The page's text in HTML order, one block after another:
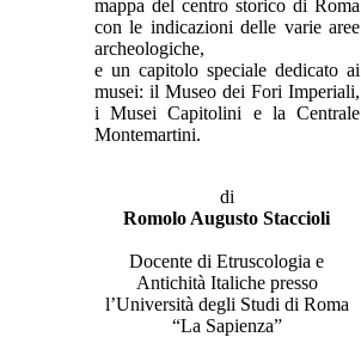
mappa del centro storico di Roma
con le indicazioni delle varie aree
archeologiche,
e un capitolo speciale dedicato ai
musei: il Museo dei Fori Imperiali,
i Musei Capitolini e la Centrale
Montemartini.
di
Romolo Augusto Staccioli
Docente di Etruscologia e
Antichità Italiche presso
l’Università degli Studi di Roma
“La Sapienza”